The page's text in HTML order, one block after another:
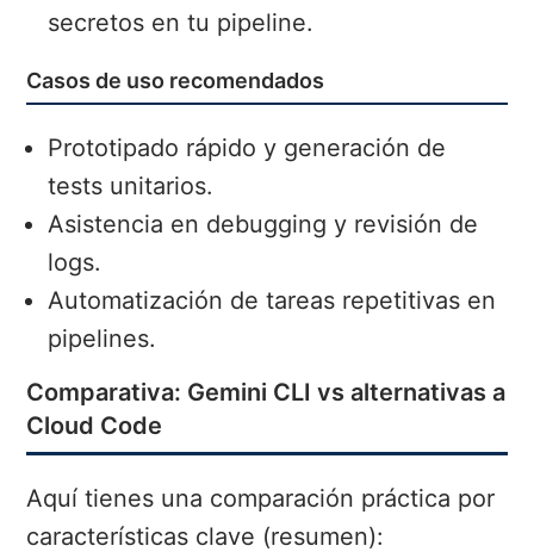
secretos en tu pipeline.
Casos de uso recomendados
Prototipado rápido y generación de
tests unitarios.
Asistencia en debugging y revisión de
logs.
Automatización de tareas repetitivas en
pipelines.
Comparativa: Gemini CLI vs alternativas a
Cloud Code
Aquí tienes una comparación práctica por
características clave (resumen):